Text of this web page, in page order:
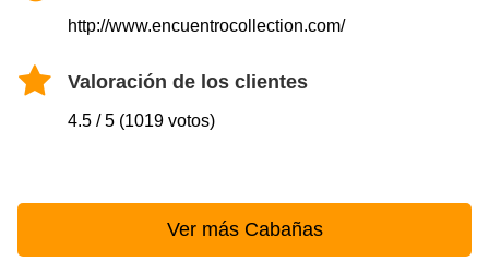
http://www.encuentrocollection.com/
Valoración de los clientes
4.5 / 5 (1019 votos)
Ver más Cabañas